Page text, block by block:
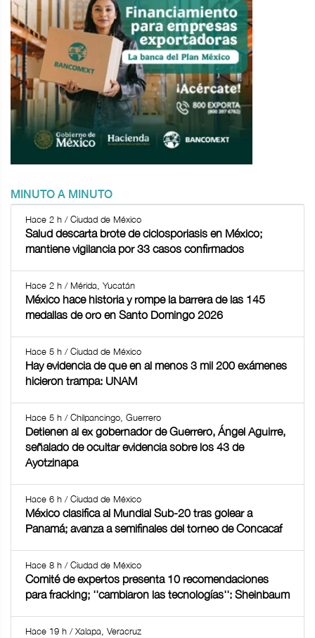
MINUTO A MINUTO
Hace 2 h / Ciudad de México
Salud descarta brote de ciclosporiasis en México;
mantiene vigilancia por 33 casos confirmados
Hace 2 h / Mérida, Yucatán
México hace historia y rompe la barrera de las 145
medallas de oro en Santo Domingo 2026
Hace 5 h / Ciudad de México
Hay evidencia de que en al menos 3 mil 200 exámenes
hicieron trampa: UNAM
Hace 5 h / Chilpancingo, Guerrero
Detienen al ex gobernador de Guerrero, Ángel Aguirre,
señalado de ocultar evidencia sobre los 43 de
Ayotzinapa
Hace 6 h / Ciudad de México
México clasifica al Mundial Sub-20 tras golear a
Panamá; avanza a semifinales del torneo de Concacaf
Hace 8 h / Ciudad de México
Comité de expertos presenta 10 recomendaciones
para fracking; ''cambiaron las tecnologías'': Sheinbaum
Hace 19 h / Xalapa, Veracruz